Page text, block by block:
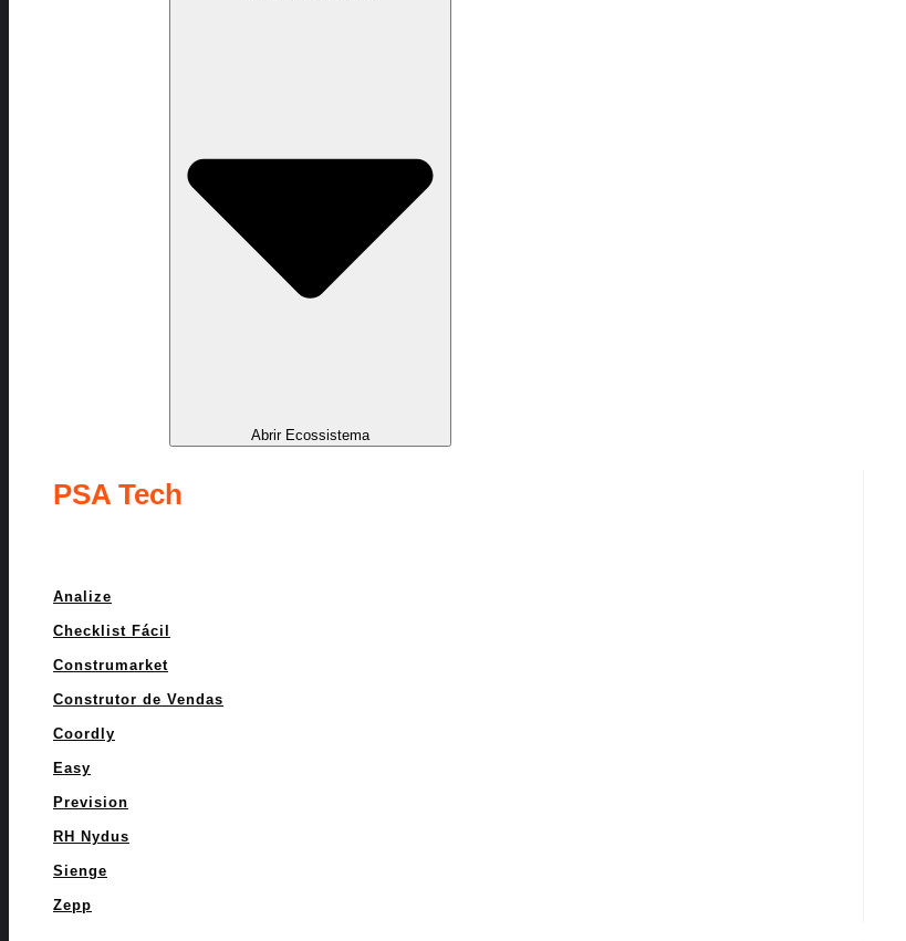
Abrir Ecossistema
PSA Tech
Analize
Checklist Fácil
Construmarket
Construtor de Vendas
Coordly
Easy
Prevision
RH Nydus
Sienge
Zepp